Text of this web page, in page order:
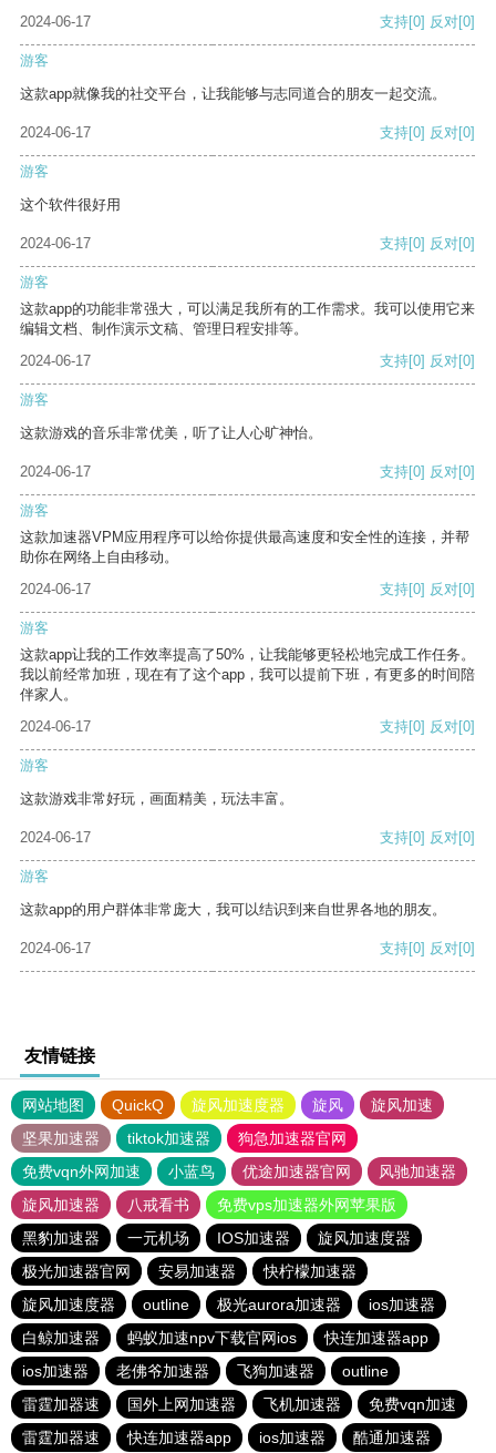
2024-06-17
支持[0] 反对[0]
游客
这款app就像我的社交平台，让我能够与志同道合的朋友一起交流。
2024-06-17 支持[0] 反对[0]
游客
这个软件很好用
2024-06-17 支持[0] 反对[0]
游客
这款app的功能非常强大，可以满足我所有的工作需求。我可以使用它来
编辑文档、制作演示文稿、管理日程安排等。
2024-06-17
支持[0] 反对[0]
游客
这款游戏的音乐非常优美，听了让人心旷神怡。
2024-06-17 支持[0] 反对[0]
游客
这款加速器VPM应用程序可以给你提供最高速度和安全性的连接，并帮
助你在网络上自由移动。
2024-06-17
支持[0] 反对[0]
游客
这款app让我的工作效率提高了50%，让我能够更轻松地完成工作任务。
我以前经常加班，现在有了这个app，我可以提前下班，有更多的时间陪
伴家人。
2024-06-17
支持[0] 反对[0]
游客
这款游戏非常好玩，画面精美，玩法丰富。
2024-06-17 支持[0] 反对[0]
游客
这款app的用户群体非常庞大，我可以结识到来自世界各地的朋友。
2024-06-17 支持[0] 反对[0]
友情链接
网站地图 QuickQ 旋风加速度器 旋风
旋风加速
坚果加速器
tiktok加速器
狗急加速器官网
免费vqn外网加速
小蓝鸟 优途加速器官网
风驰加速器
旋风加速器
八戒看书
免费vps加速器外网苹果版
黑豹加速器
一元机场 IOS加速器
旋风加速度器
极光加速器官网
安易加速器
快柠檬加速器
旋风加速度器
outline 极光aurora加速器
ios加速器
白鲸加速器
蚂蚁加速npv下载官网ios
快连加速器app
ios加速器
老佛爷加速器 飞狗加速器
outline
雷霆加器速
国外上网加速器 飞机加速器
免费vqn加速
雷霆加器速
快连加速器app ios加速器 酷通加速器